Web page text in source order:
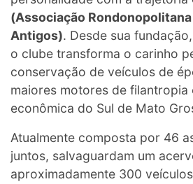
(Associação
Antigos). Desde sua
o clube transforma o carinho
conservação de veículos de
maiores motores de filantropia
econômica do Sul de Mato
Atualmente composta por 46
juntos, salvaguardam um
aproximadamente 300